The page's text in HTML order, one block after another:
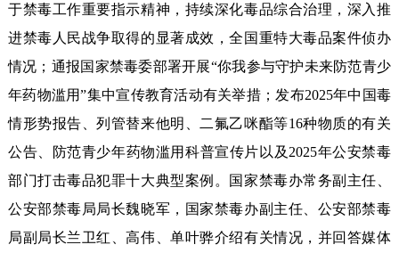
于禁毒工作重要指示精神，持续深化毒品综合治理，深入推
进禁毒人民战争取得的显著成效，全国重特大毒品案件侦办
情况；通报国家禁毒委部署开展“你我参与守护未来防范青少
年药物滥用”集中宣传教育活动有关举措；发布2025年中国毒
情形势报告、列管替来他明、二氟乙咪酯等16种物质的有关
公告、防范青少年药物滥用科普宣传片以及2025年公安禁毒
部门打击毒品犯罪十大典型案例。国家禁毒办常务副主任、
公安部禁毒局局长魏晓军，国家禁毒办副主任、公安部禁毒
局副局长兰卫红、高伟、单叶骅介绍有关情况，并回答媒体